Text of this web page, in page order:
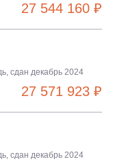
27 544 160 ₽
сдан декабрь 2024
27 571 923 ₽
сдан декабрь 2024